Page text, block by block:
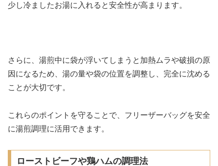
少し冷ましたお湯に入れると安全性が高まります。
さらに、湯煎中に袋が浮いてしまうと加熱ムラや破損の原
因になるため、湯の量や袋の位置を調整し、完全に沈める
ことが大切です。
これらのポイントを守ることで、フリーザーバッグを安全
に湯煎調理に活用できます。
ローストビーフや鶏ハムの調理法